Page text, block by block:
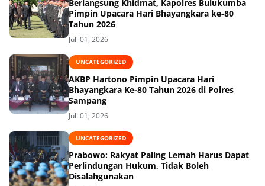
Berlangsung Khidmat, Kapolres Bulukumba
Pimpin Upacara Hari Bhayangkara ke-80
Tahun 2026
Juli 01, 2026
UNCATEGORIZED
AKBP Hartono Pimpin Upacara Hari
Bhayangkara Ke-80 Tahun 2026 di Polres
Sampang
Juli 01, 2026
UNCATEGORIZED
Prabowo: Rakyat Paling Lemah Harus Dapat
Perlindungan Hukum, Tidak Boleh
Disalahgunakan